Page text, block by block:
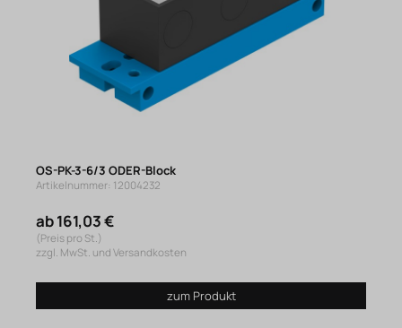
OS-PK-3-6/3 ODER-Block
Artikelnummer: 12004232
ab 161,03 €
(Preis pro St.)
zzgl. MwSt. und Versandkosten
zum Produkt